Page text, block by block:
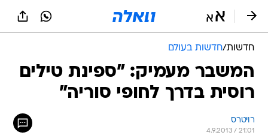
חדשות/חדשות בעולם
המשבר מעמיק: "ספינת טילים
רוסית בדרך לחופי סוריה"
רויטרס
4.9.2013 / 21:01